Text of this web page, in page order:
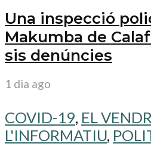
Una inspecció
Makumba de
sis denúncies
1 dia ago
COVID-19, EL
L'INFORMATIU,